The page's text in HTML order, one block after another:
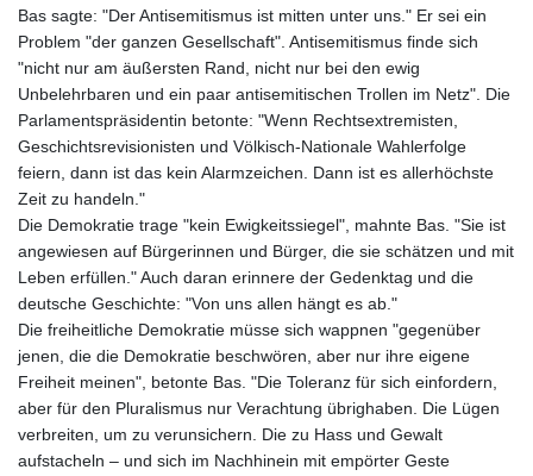
Bas sagte: "Der Antisemitismus ist mitten unter uns." Er sei ein
Problem "der ganzen Gesellschaft". Antisemitismus finde sich
"nicht nur am äußersten Rand, nicht nur bei den ewig
Unbelehrbaren und ein paar antisemitischen Trollen im Netz". Die
Parlamentspräsidentin betonte: "Wenn Rechtsextremisten,
Geschichtsrevisionisten und Völkisch-Nationale Wahlerfolge
feiern, dann ist das kein Alarmzeichen. Dann ist es allerhöchste
Zeit zu handeln."
Die Demokratie trage "kein Ewigkeitssiegel", mahnte Bas. "Sie ist
angewiesen auf Bürgerinnen und Bürger, die sie schätzen und mit
Leben erfüllen." Auch daran erinnere der Gedenktag und die
deutsche Geschichte: "Von uns allen hängt es ab."
Die freiheitliche Demokratie müsse sich wappnen "gegenüber
jenen, die die Demokratie beschwören, aber nur ihre eigene
Freiheit meinen", betonte Bas. "Die Toleranz für sich einfordern,
aber für den Pluralismus nur Verachtung übrighaben. Die Lügen
verbreiten, um zu verunsichern. Die zu Hass und Gewalt
aufstacheln – und sich im Nachhinein mit empörter Geste